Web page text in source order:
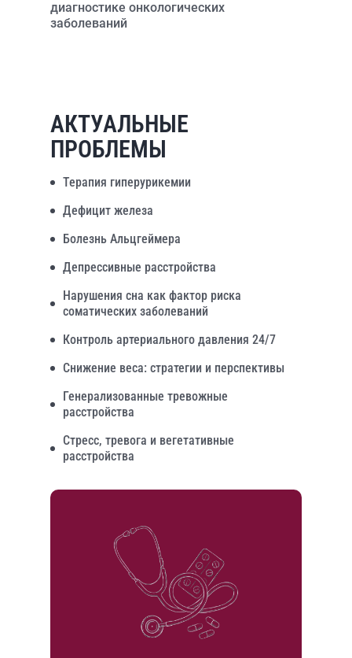
диагностике онкологических
заболеваний
АКТУАЛЬНЫЕ
ПРОБЛЕМЫ
Терапия гиперурикемии
Дефицит железа
Болезнь Альцгеймера
Депрессивные расстройства
Нарушения сна как фактор риска
соматических заболеваний
Контроль артериального давления 24/7
Снижение веса: стратегии и перспективы
Генерализованные тревожные
расстройства
Стресс, тревога и вегетативные
расстройства